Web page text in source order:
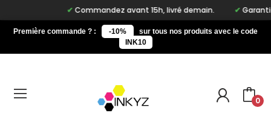
Commandez avant 15h, livré demain. Garantie
Première commande ? : -10%
sur tous nos produits avec le code
INK10
0